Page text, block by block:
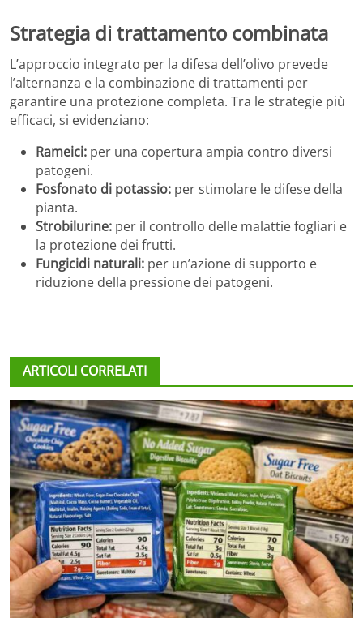
Strategia di trattamento combinata
L’approccio integrato per la difesa dell’olivo prevede
l’alternanza e la combinazione di trattamenti per
garantire una protezione completa. Tra le strategie più
efficaci, si evidenziano:
Rameici: per una copertura ampia contro diversi
patogeni.
Fosfonato di potassio: per stimolare le difese della
pianta.
Strobilurine: per il controllo delle malattie fogliari e
la protezione dei frutti.
Fungicidi naturali: per un’azione di supporto e
riduzione della pressione dei patogeni.
ARTICOLI CORRELATI